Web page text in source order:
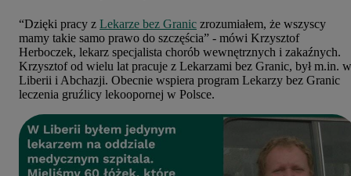
“Dzięki pracy z Lekarze bez Granic zrozumiałem, że wszyscy
mamy takie samo prawo do szczęścia” - mówi Krzysztof
Herboczek, lekarz specjalista chorób wewnętrznych i zakaźnych.
Krzysztof od wielu lat pracuje z Lekarzami bez Granic, był m.in. w
Liberii i Abchazji. Obecnie wspiera program Lekarzy bez Granic
leczenia gruźlicy lekoopornej w Polsce.